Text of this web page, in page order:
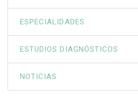
ESPECIALIDADES
ESTUDIOS DIAGNÓSTICOS
NOTICIAS